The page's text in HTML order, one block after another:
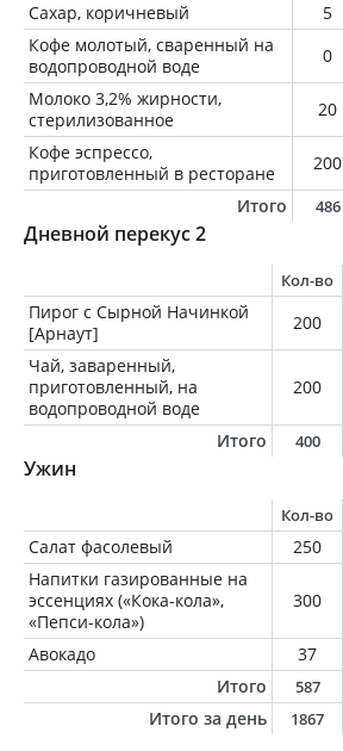
Сахар, коричневый
5
Кофе молотый, сваренный на
водопроводной воде
0
Молоко 3,2% жирности,
стерилизованное
20
Кофе эспрессо,
приготовленный в ресторане
200
Итого
486
Дневной перекус 2
Кол-во
Пирог с Сырной Начинкой
[Арнаут]
200
Чай, заваренный,
приготовленный, на
водопроводной воде
200
Итого 400
Ужин
Кол-во
Салат фасолевый 250
Напитки газированные на
эссенциях («Кока-кола»,
«Пепси-кола»)
300
Авокадо 37
Итого
587
Итого за день 1867